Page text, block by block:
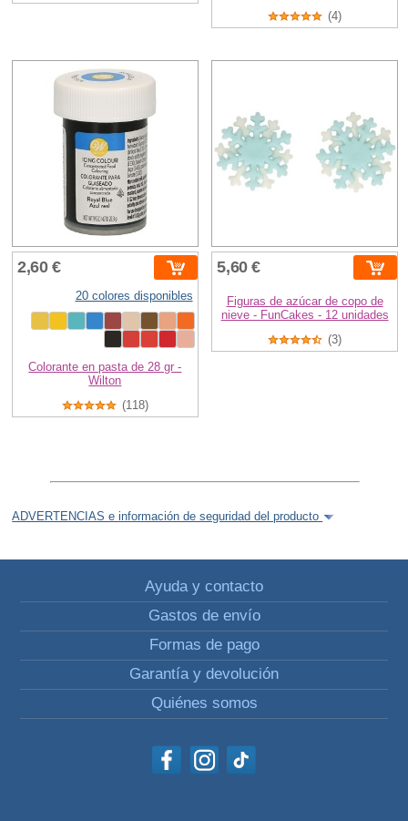
(4)
2,60 €
20 colores disponibles
Colorante en pasta de 28 gr -
Wilton
(118)
5,60 €
Figuras de azúcar de copo de
nieve - FunCakes - 12 unidades
(3)
ADVERTENCIAS e información de seguridad del producto
Ayuda y contacto
Gastos de envío
Formas de pago
Garantía y devolución
Quiénes somos